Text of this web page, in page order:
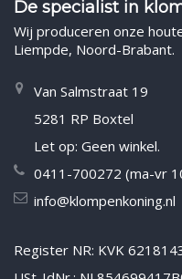
De specialist in
Wij produceren onze
Liempde, Noord-Brabant.
Van Salmstraat 19
5281 RP Boxtel
Let op: Geen winkel.
0411-700272 (ma-vr
info@klompenkoning.nl
Register NR: KVK